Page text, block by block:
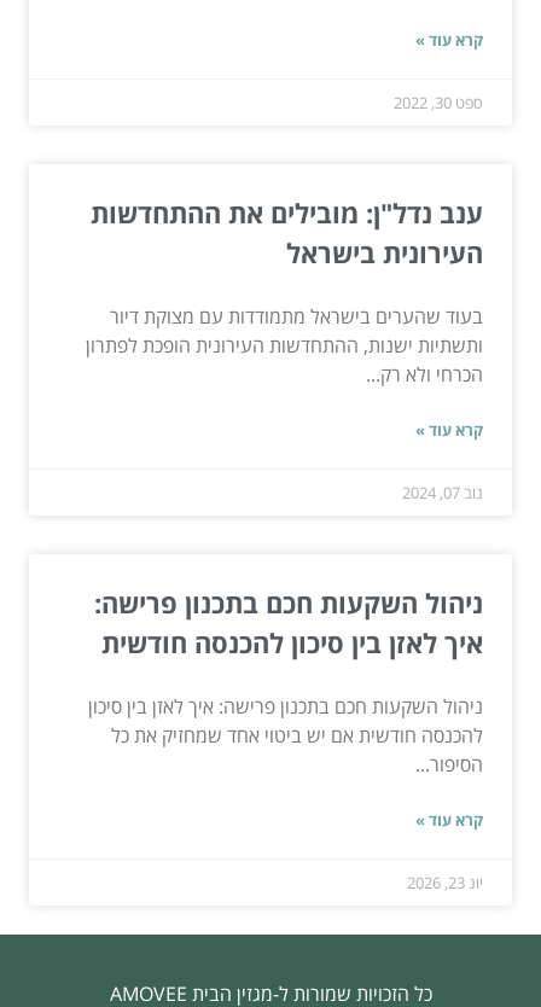
קרא עוד »
ספט 30, 2022
ענב נדל"ן: מובילים את ההתחדשות
העירונית בישראל
בעוד שהערים בישראל מתמודדות עם מצוקת דיור
ותשתיות ישנות, ההתחדשות העירונית הופכת לפתרון
הכרחי ולא רק...
קרא עוד »
נוב 07, 2024
ניהול השקעות חכם בתכנון פרישה:
איך לאזן בין סיכון להכנסה חודשית
ניהול השקעות חכם בתכנון פרישה: איך לאזן בין סיכון
להכנסה חודשית אם יש ביטוי אחד שמחזיק את כל
הסיפור...
קרא עוד »
יונ 23, 2026
כל הזכויות שמורות ל-מגזין הבית AMOVEE